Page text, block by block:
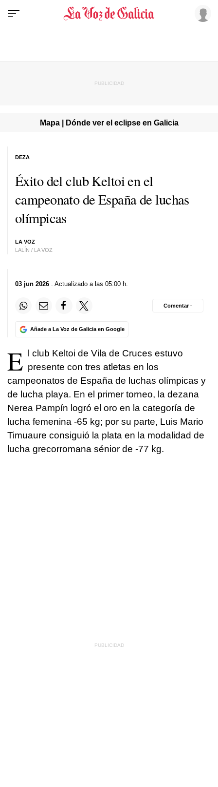
Mapa | Dónde ver el eclipse en Galicia
Éxito del club Keltoi en el
campeonato de España de luchas
olímpicas
LA VOZ
LALÍN / LA VOZ
DEZA
03 jun 2026 . Actualizado a las 05:00 h.
Añade a La Voz de Galicia en Google
Comentar ·
E
l club Keltoi de Vila de Cruces estuvo
presente con tres atletas en los
campeonatos de España de luchas olímpicas y
de lucha playa. En el primer torneo, la dezana
Nerea Pampín logró el oro en la categoría de
lucha femenina -65 kg; por su parte, Luis Mario
Timuaure consiguió la plata en la modalidad de
lucha grecorromana sénior de -77 kg.